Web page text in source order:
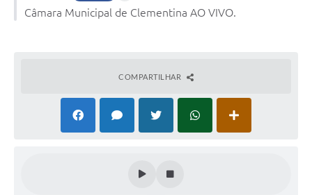
Câmara Municipal de Clementina AO VIVO.
COMPARTILHAR